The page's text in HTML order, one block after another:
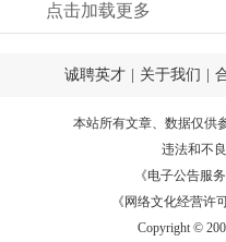
点击加载更多
诚聘英才 关于我们
本站所有文章、数据仅供
违法和不
《电子公告服务
《网络文化经营许
Copyright ©